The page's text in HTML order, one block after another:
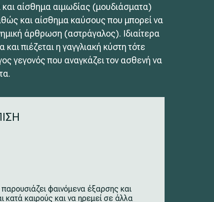
και αίσθημα αιμωδίας (μουδιάσματα)
και αίσθημα καύσους που μπορεί να
άρθρωση (αστράγαλος). Ιδιαίτερα
πιέζεται η γαγγλιακή κύστη τότε
γεγονός που αναγκάζει τον ασθενή να
φαινόμενα έξαρσης και
καιρούς και να ηρεμεί σε άλλα